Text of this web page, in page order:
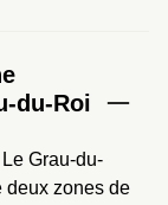
du-Roi
Grau-du-
deux zones de